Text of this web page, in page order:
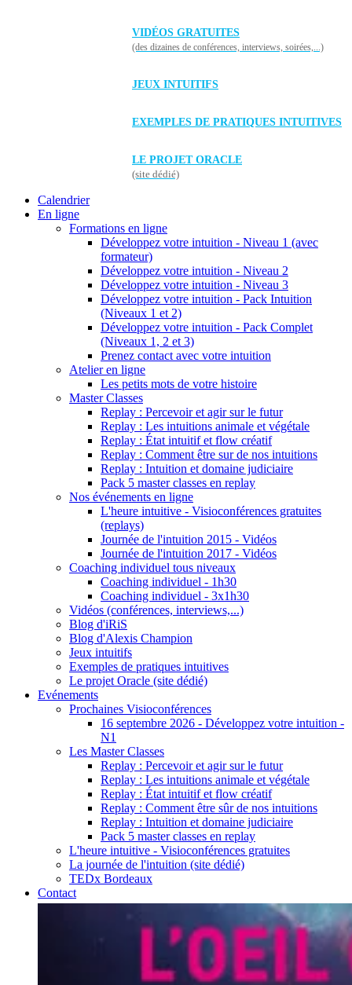
VIDÉOS GRATUITES
(des dizaines de conférences, interviews, soirées,...)
JEUX INTUITIFS
EXEMPLES DE PRATIQUES INTUITIVES
LE PROJET ORACLE
(site dédié)
Calendrier
En ligne
Formations en ligne
Développez votre intuition - Niveau 1 (avec
formateur)
Développez votre intuition - Niveau 2
Développez votre intuition - Niveau 3
Développez votre intuition - Pack Intuition
(Niveaux 1 et 2)
Développez votre intuition - Pack Complet
(Niveaux 1, 2 et 3)
Prenez contact avec votre intuition
Atelier en ligne
Les petits mots de votre histoire
Master Classes
Replay : Percevoir et agir sur le futur
Replay : Les intuitions animale et végétale
Replay : État intuitif et flow créatif
Replay : Comment être sur de nos intuitions
Replay : Intuition et domaine judiciaire
Pack 5 master classes en replay
Nos événements en ligne
L'heure intuitive - Visioconférences gratuites
(replays)
Journée de l'intuition 2015 - Vidéos
Journée de l'intuition 2017 - Vidéos
Coaching individuel tous niveaux
Coaching individuel - 1h30
Coaching individuel - 3x1h30
Vidéos (conférences, interviews,...)
Blog d'iRiS
Blog d'Alexis Champion
Jeux intuitifs
Exemples de pratiques intuitives
Le projet Oracle (site dédié)
Evénements
Prochaines Visioconférences
16 septembre 2026 - Développez votre intuition -
N1
Les Master Classes
Replay : Percevoir et agir sur le futur
Replay : Les intuitions animale et végétale
Replay : État intuitif et flow créatif
Replay : Comment être sûr de nos intuitions
Replay : Intuition et domaine judiciaire
Pack 5 master classes en replay
L'heure intuitive - Visioconférences gratuites
La journée de l'intuition (site dédié)
TEDx Bordeaux
Contact